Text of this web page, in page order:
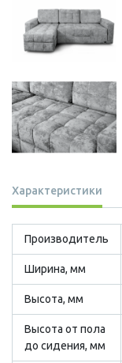
Характеристики
Производитель
Ширина, мм
Высота, мм
Высота от пола
до сидения, мм